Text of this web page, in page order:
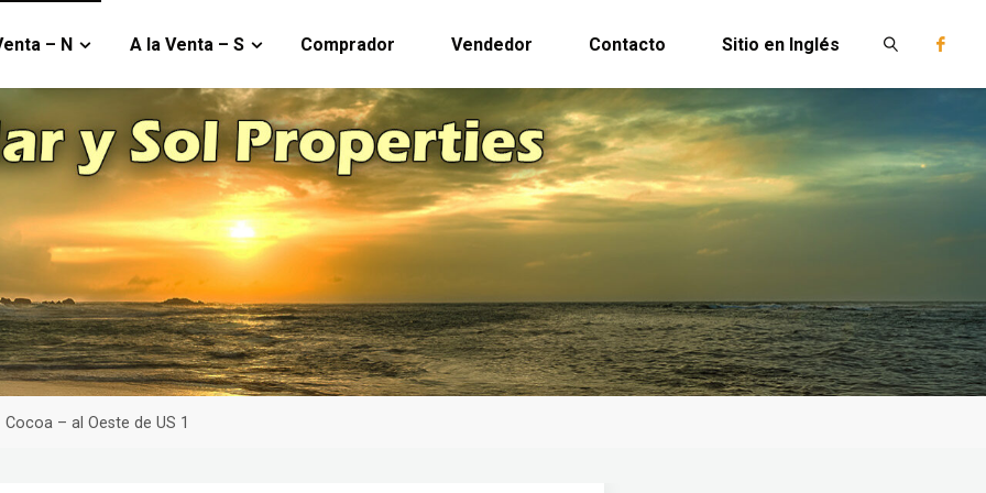
– N A la Venta – S Comprador Vendedor Contacto Sitio en Inglés
Cocoa – al Oeste de US 1